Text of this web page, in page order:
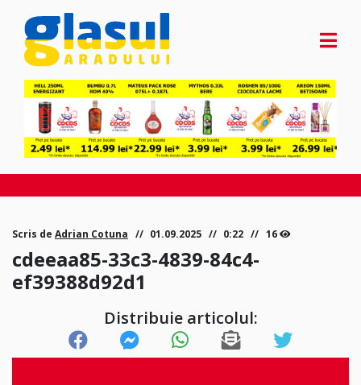
Scris de Adrian Cotuna 01.09.2025 0:22 16
cdeeaa85-33c3-4839-84c4-
ef39388d92d1
Distribuie articolul: